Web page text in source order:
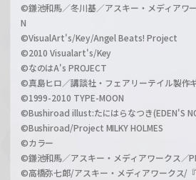
©鎌池和馬／冬川基／アスキー・メディアワ
N
©VisualArt's/Key/Angel Beats! Project
©2010 Visualart's/Key
©なのはA's PROJECT
©真島ヒロ／講談社・フェアリーテイル製作
©1999-2010 TYPE-MOON
©Bushiroad illust:たにはらなつき(EDEN'S
©Bushiroad/Project MILKY HOLMES
©カラー
©鎌池和馬／アスキー・メディアワークス／
©高橋弥七郎/アスキー・メディアワークス/